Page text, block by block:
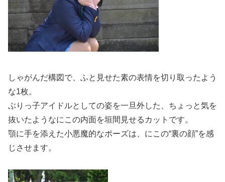
しゃがんだ構図で、ふと見せた素の表情を切り取ったよう
な1枚。
ぶりっ子アイドルとしての姿を一旦外した、ちょっと気を
抜いたようなにこの内面を垣間見せるカットです。
顎に手を添えた小悪魔的なポーズは、にこの“裏の顔”を感
じさせます。